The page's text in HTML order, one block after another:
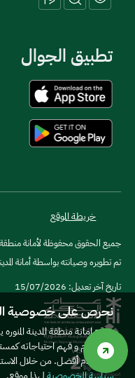
تطبيق الجوال
خريطة الموقع
جميع الحقوق محفوظة لأمانة منطقة
تم تطويره وصيانته بواسطة أمانة
تاريخ آخر تعديل: 15/07/2026
نحرص على خصوصية
موقع امانة منطقة المدينة
المستخدم و فهم احتياجاته
مستخدم أفضل. من خلال